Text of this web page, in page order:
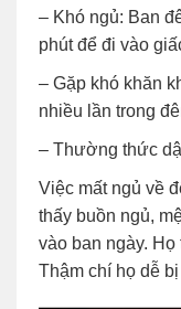
– Khó ngủ: Ban
phút để đi vào
– Gặp khó khăn
nhiều lần trong
– Thường thức
Việc mất ngủ về
thấy buồn ngủ,
vào ban ngày.
Thậm chí họ dễ